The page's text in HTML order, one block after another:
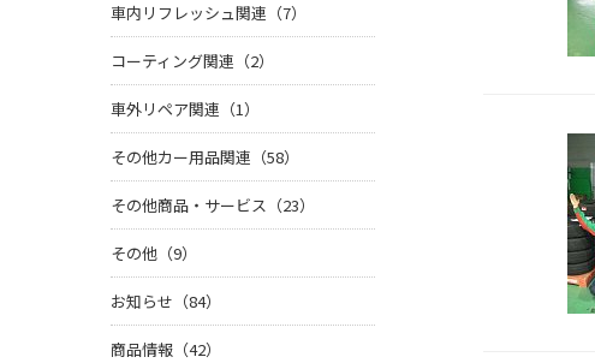
車内リフレッシュ関連（7）
コーティング関連（2）
車外リペア関連（1）
その他カー用品関連（58）
その他商品・サービス（23）
その他（9）
お知らせ（84）
商品情報（42）